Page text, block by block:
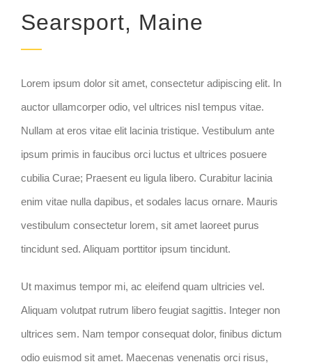
Searsport, Maine
Lorem ipsum dolor sit amet, consectetur adipiscing elit. In
auctor ullamcorper odio, vel ultrices nisl tempus vitae.
Nullam at eros vitae elit lacinia tristique. Vestibulum ante
ipsum primis in faucibus orci luctus et ultrices posuere
cubilia Curae; Praesent eu ligula libero. Curabitur lacinia
enim vitae nulla dapibus, et sodales lacus ornare. Mauris
vestibulum consectetur lorem, sit amet laoreet purus
tincidunt sed. Aliquam porttitor ipsum tincidunt.
Ut maximus tempor mi, ac eleifend quam ultricies vel.
Aliquam volutpat rutrum libero feugiat sagittis. Integer non
ultrices sem. Nam tempor consequat dolor, finibus dictum
odio euismod sit amet. Maecenas venenatis orci risus,